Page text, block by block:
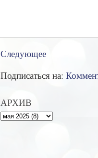
Следующее
Подписаться на:
АРХИВ